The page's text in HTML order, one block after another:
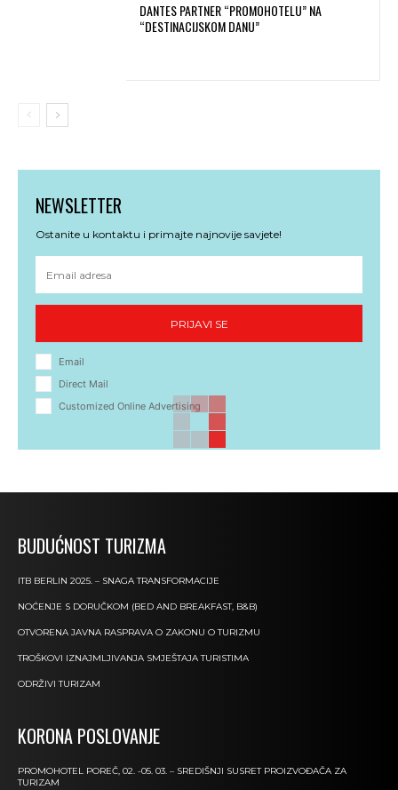
DANTES PARTNER “PROMOHOTELU” NA
“DESTINACIJSKOM DANU”
NEWSLETTER
Ostanite u kontaktu i primajte najnovije savjete!
PRIJAVI SE
Email
Direct Mail
Customized Online Advertising
BUDUĆNOST TURIZMA
ITB BERLIN 2025. – SNAGA TRANSFORMACIJE
NOĆENJE S DORUČKOM (BED AND BREAKFAST, B&B)
OTVORENA JAVNA RASPRAVA O ZAKONU O TURIZMU
TROŠKOVI IZNAJMLJIVANJA SMJEŠTAJA TURISTIMA
ODRŽIVI TURIZAM
KORONA POSLOVANJE
PROMOHOTEL POREČ, 02. -05. 03. – SREDIŠNJI SUSRET PROIZVOĐAČA ZA
TURIZAM